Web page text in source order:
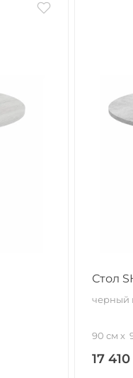
Стол
черный
90 см
17 410